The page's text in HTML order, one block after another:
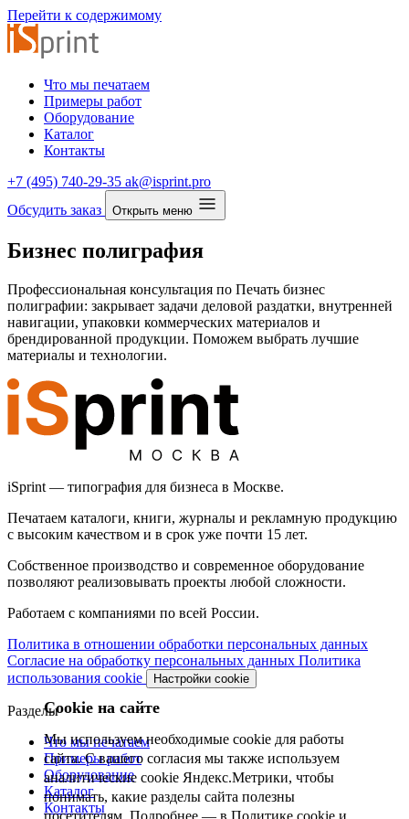
Перейти к содержимому
Что мы печатаем
Примеры работ
Оборудование
Каталог
Контакты
+7 (495) 740-29-35 ak@isprint.pro
Обсудить заказ
Открыть меню
Бизнес полиграфия
Профессиональная консультация по Печать бизнес
полиграфии: закрывает задачи деловой раздатки, внутренней
навигации, упаковки коммерческих материалов и
брендированной продукции. Поможем выбрать лучшие
материалы и технологии.
iSprint — типография для бизнеса в Москве.
Печатаем каталоги, книги, журналы и рекламную продукцию
с высоким качеством и в срок уже почти 15 лет.
Собственное производство и современное оборудование
позволяют реализовывать проекты любой сложности.
Работаем с компаниями по всей России.
Политика в отношении обработки персональных данных
Согласие на обработку персональных данных Политика
использования cookie
Настройки cookie
Разделы
Что мы печатаем
Примеры работ
Оборудование
Каталог
Контакты
Cookie на сайте
Мы используем необходимые cookie для работы
сайта. С вашего согласия мы также используем
аналитические cookie Яндекс.Метрики, чтобы
понимать, какие разделы сайта полезны
посетителям. Подробнее — в Политике cookie и